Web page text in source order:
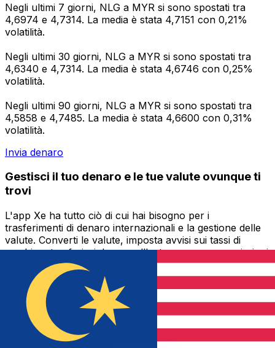
Negli ultimi 7 giorni, NLG a MYR si sono spostati tra
4,6974 e 4,7314. La media è stata 4,7151 con 0,21%
volatilità.
Negli ultimi 30 giorni, NLG a MYR si sono spostati tra
4,6340 e 4,7314. La media è stata 4,6746 con 0,25%
volatilità.
Negli ultimi 90 giorni, NLG a MYR si sono spostati tra
4,5858 e 4,7485. La media è stata 4,6600 con 0,31%
volatilità.
Invia denaro
Gestisci il tuo denaro e le tue valute ovunque ti
trovi
L'app Xe ha tutto ciò di cui hai bisogno per i
trasferimenti di denaro internazionali e la gestione delle
valute. Converti le valute, imposta avvisi sui tassi di
cambio e trasferisci denaro all'estero senza commissioni
nascoste. Scaricala oggi stesso!